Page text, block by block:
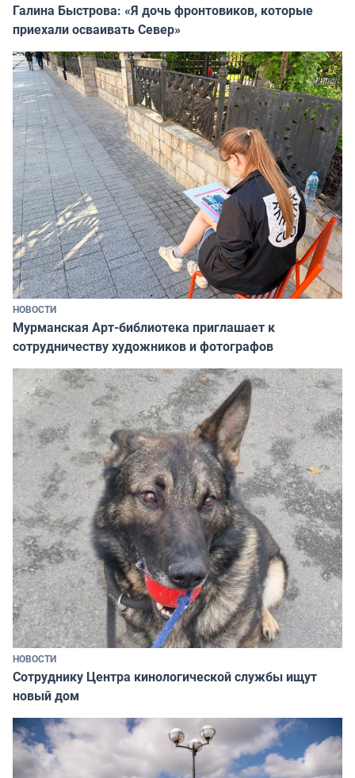
Галина Быстрова: «Я дочь фронтовиков, которые
приехали осваивать Север»
НОВОСТИ
Мурманская Арт-библиотека приглашает к
сотрудничеству художников и фотографов
НОВОСТИ
Сотруднику Центра кинологической службы ищут
новый дом